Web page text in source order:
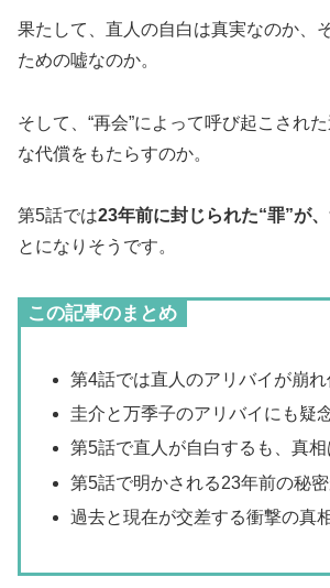
果たして、直人の自白は真実なのか、
ための嘘なのか。
そして、“再会”によって呼び起こされ
な代償をもたらすのか。
第5話では23年前に封じられた“罪”が
とになりそうです。
この記事のまとめ
第4話では直人のアリバイが崩れ
圭介と万季子のアリバイにも疑
第5話で直人が自白するも、真相
第5話で明かされる23年前の秘
過去と現在が交差する衝撃の真